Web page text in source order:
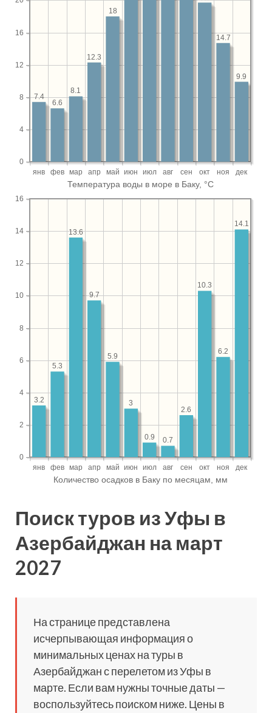
Поиск туров из Уфы в
Азербайджан на март
2027
На странице представлена
исчерпывающая информация о
минимальных ценах на туры в
Азербайджан с перелетом из Уфы в
марте. Если вам нужны точные даты —
воспользуйтесь поиском ниже. Цены в